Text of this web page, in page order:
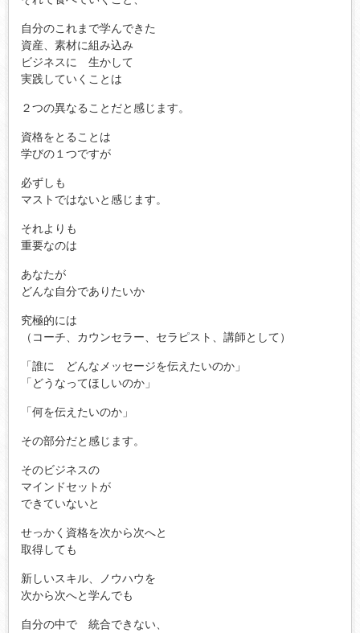
自分のこれまで学んできた
資産、素材に組み込み
ビジネスに 生かして
実践していくことは
２つの異なることだと感じます。
資格をとることは
学びの１つですが
必ずしも
マストではないと感じます。
それよりも
重要なのは
あなたが
どんな自分でありたいか
究極的には
（コーチ、カウンセラー、セラピスト、講師として）
「誰に どんなメッセージを伝えたいのか」
「どうなってほしいのか」
「何を伝えたいのか」
その部分だと感じます。
そのビジネスの
マインドセットが
できていないと
せっかく資格を次から次へと
取得しても
新しいスキル、ノウハウを
次から次へと学んでも
自分の中で 統合できない、